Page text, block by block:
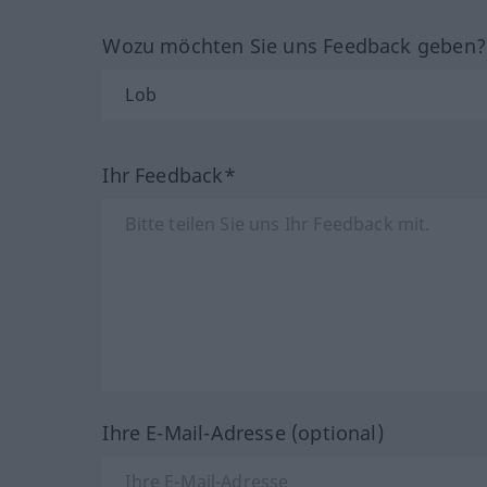
Wozu möchten Sie uns Feedback
Ihr Feedback*
Ihre E-Mail-Adresse (optional)